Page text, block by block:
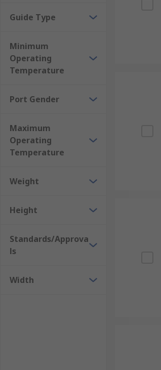
Guide Type
Minimum
Operating
Temperature
Port Gender
Maximum
Operating
Temperature
Weight
Height
Standards/Approva
ls
Width